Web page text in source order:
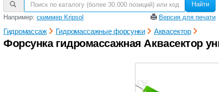
Найти
Например: скиммер Kripsol Версия для печати
Гидромассаж Гидромассажные форсунки Аквасектор
Форсунка гидромассажная Аквасектор